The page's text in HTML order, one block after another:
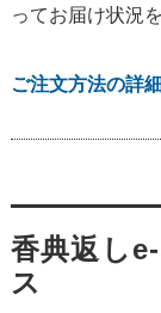
ってお届け状況
ご注文方法の詳
香典返し
ス